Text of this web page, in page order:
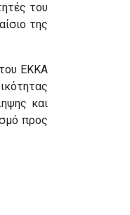
του
της
ΕΚΚΑ
και
προς